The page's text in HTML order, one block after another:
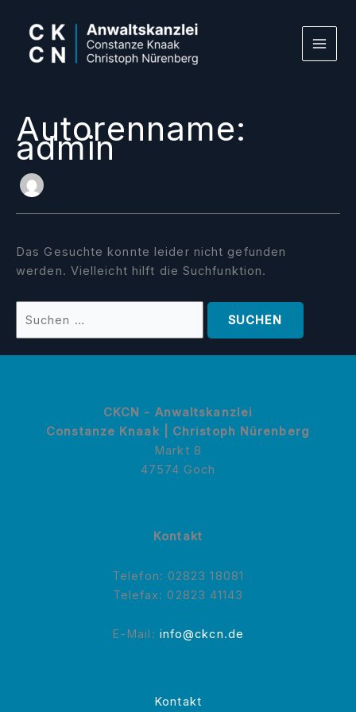
Inhalt
springen
Autorenname:
admin
Das Gesuchte konnte leider nicht gefunden
werden. Vielleicht hilft die Suchfunktion.
nach:
CKCN - Anwaltskanzlei
Constanze Knaak | Christoph Nürenberg
Markt 8
47574 Goch
Kontakt
Telefon: 02823 18081
Telefax: 02823 41143
E-Mail: info@ckcn.de
Kontakt